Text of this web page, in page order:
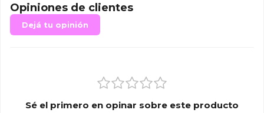
Opiniones de clientes
Dejá tu opinión
Sé el primero en opinar sobre este producto